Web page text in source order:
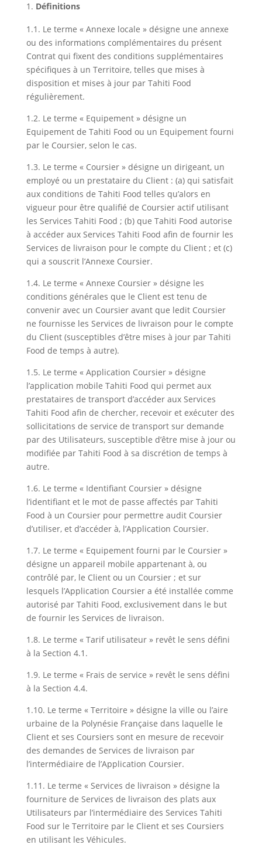
Définitions
1.1. Le terme « Annexe locale » désigne une annexe
ou des informations complémentaires du présent
Contrat qui fixent des conditions supplémentaires
spécifiques à un Territoire, telles que mises à
disposition et mises à jour par Tahiti Food
régulièrement.
1.2. Le terme « Equipement » désigne un
Equipement de Tahiti Food ou un Equipement fourni
par le Coursier, selon le cas.
1.3. Le terme « Coursier » désigne un dirigeant, un
employé ou un prestataire du Client : (a) qui satisfait
aux conditions de Tahiti Food telles qu’alors en
vigueur pour être qualifié de Coursier actif utilisant
les Services Tahiti Food ; (b) que Tahiti Food autorise
à accéder aux Services Tahiti Food afin de fournir les
Services de livraison pour le compte du Client ; et (c)
qui a souscrit l’Annexe Coursier.
1.4. Le terme « Annexe Coursier » désigne les
conditions générales que le Client est tenu de
convenir avec un Coursier avant que ledit Coursier
ne fournisse les Services de livraison pour le compte
du Client (susceptibles d’être mises à jour par Tahiti
Food de temps à autre).
1.5. Le terme « Application Coursier » désigne
l’application mobile Tahiti Food qui permet aux
prestataires de transport d’accéder aux Services
Tahiti Food afin de chercher, recevoir et exécuter des
sollicitations de service de transport sur demande
par des Utilisateurs, susceptible d’être mise à jour ou
modifiée par Tahiti Food à sa discrétion de temps à
autre.
1.6. Le terme « Identifiant Coursier » désigne
l’identifiant et le mot de passe affectés par Tahiti
Food à un Coursier pour permettre audit Coursier
d’utiliser, et d’accéder à, l’Application Coursier.
1.7. Le terme « Equipement fourni par le Coursier »
désigne un appareil mobile appartenant à, ou
contrôlé par, le Client ou un Coursier ; et sur
lesquels l’Application Coursier a été installée comme
autorisé par Tahiti Food, exclusivement dans le but
de fournir les Services de livraison.
1.8. Le terme « Tarif utilisateur » revêt le sens défini
à la Section 4.1.
1.9. Le terme « Frais de service » revêt le sens défini
à la Section 4.4.
1.10. Le terme « Territoire » désigne la ville ou l’aire
urbaine de la Polynésie Française dans laquelle le
Client et ses Coursiers sont en mesure de recevoir
des demandes de Services de livraison par
l’intermédiaire de l’Application Coursier.
1.11. Le terme « Services de livraison » désigne la
fourniture de Services de livraison des plats aux
Utilisateurs par l’intermédiaire des Services Tahiti
Food sur le Territoire par le Client et ses Coursiers
en utilisant les Véhicules.